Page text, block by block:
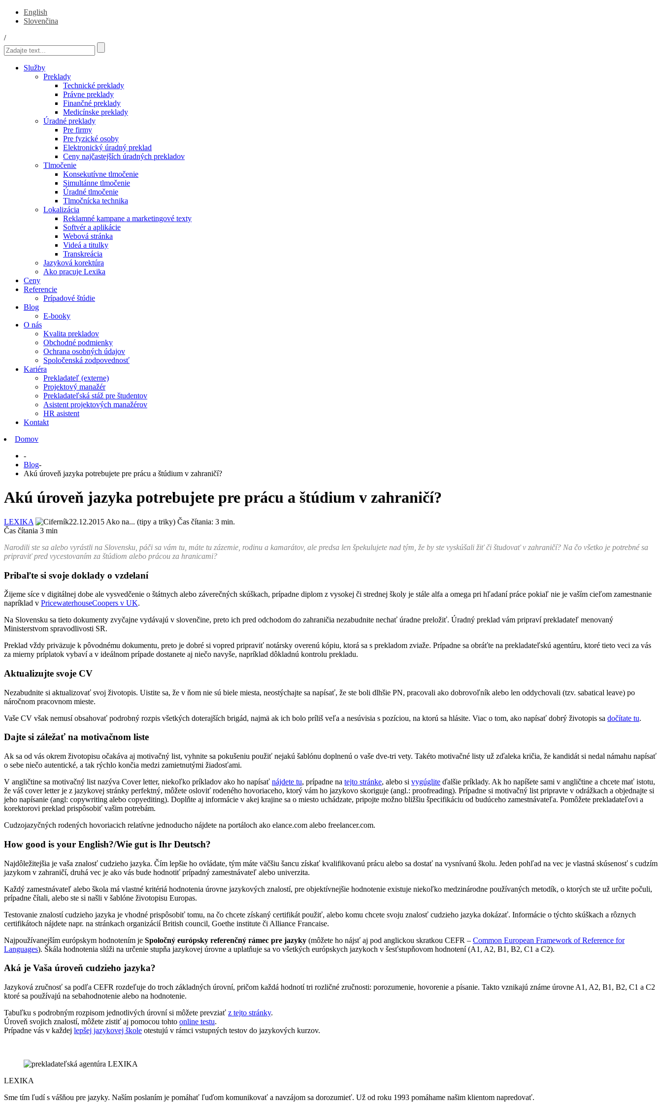
English
Slovenčina
/
Služby
Preklady
Technické preklady
Právne preklady
Finančné preklady
Medicínske preklady
Úradné preklady
Pre firmy
Pre fyzické osoby
Elektronický úradný preklad
Ceny najčastejších úradných prekladov
Tlmočenie
Konsekutívne tlmočenie
Simultánne tlmočenie
Úradné tlmočenie
Tlmočnícka technika
Lokalizácia
Reklamné kampane a marketingové texty
Softvér a aplikácie
Webová stránka
Videá a titulky
Transkreácia
Jazyková korektúra
Ako pracuje Lexika
Ceny
Referencie
Prípadové štúdie
Blog
E-booky
O nás
Kvalita prekladov
Obchodné podmienky
Ochrana osobných údajov
Spoločenská zodpovednosť
Kariéra
Prekladateľ (externe)
Projektový manažér
Prekladateľská stáž pre študentov
Asistent projektových manažérov
HR asistent
Kontakt
Domov
-
Blog-
Akú úroveň jazyka potrebujete pre prácu a štúdium v zahraničí?
Akú úroveň jazyka potrebujete pre prácu a štúdium v zahraničí?
LEXIKA 22.12.2015 Ako na... (tipy a triky) Čas čítania: 3 min.
Čas čítania 3 min
Narodili ste sa alebo vyrástli na Slovensku, páči sa vám tu, máte tu zázemie, rodinu a kamarátov, ale predsa len špekulujete nad tým, že by ste vyskúšali žiť či študovať v zahraničí? Na čo všetko je potrebné sa
pripraviť pred vycestovaním za štúdiom alebo prácou za hranicami?
Pribaľte si svoje doklady o vzdelaní
Žijeme síce v digitálnej dobe ale vysvedčenie o štátnych alebo záverečných skúškach, prípadne diplom z vysokej či strednej školy je stále alfa a omega pri hľadaní práce pokiaľ nie je vaším cieľom zamestnanie
napríklad v PricewaterhouseCoopers v UK.
Na Slovensku sa tieto dokumenty zvyčajne vydávajú v slovenčine, preto ich pred odchodom do zahraničia nezabudnite nechať úradne preložiť. Úradný preklad vám pripraví prekladateľ menovaný
Ministerstvom spravodlivosti SR.
Preklad vždy priväzuje k pôvodnému dokumentu, preto je dobré si vopred pripraviť notársky overenú kópiu, ktorá sa s prekladom zviaže. Prípadne sa obráťte na prekladateľskú agentúru, ktoré tieto veci za vás
za mierny príplatok vybaví a v ideálnom prípade dostanete aj niečo navyše, napríklad dôkladnú kontrolu prekladu.
Aktualizujte svoje CV
Nezabudnite si aktualizovať svoj životopis. Uistite sa, že v ňom nie sú biele miesta, neostýchajte sa napísať, že ste boli dlhšie PN, pracovali ako dobrovoľník alebo len oddychovali (tzv. sabatical leave) po
náročnom pracovnom mieste.
Vaše CV však nemusí obsahovať podrobný rozpis všetkých doterajších brigád, najmä ak ich bolo príliš veľa a nesúvisia s pozíciou, na ktorú sa hlásite. Viac o tom, ako napísať dobrý životopis sa dočítate tu.
Dajte si záležať na motivačnom liste
Ak sa od vás okrem životopisu očakáva aj motivačný list, vyhnite sa pokušeniu použiť nejakú šablónu doplnenú o vaše dve-tri vety. Takéto motivačné listy už zďaleka kričia, že kandidát si nedal námahu napísať
o sebe niečo autentické, a tak rýchlo končia medzi zamietnutými žiadosťami.
V angličtine sa motivačný list nazýva Cover letter, niekoľko príkladov ako ho napísať nájdete tu, prípadne na tejto stránke, alebo si vygúglite ďalšie príklady. Ak ho napíšete sami v angličtine a chcete mať istotu,
že váš cover letter je z jazykovej stránky perfektný, môžete osloviť rodeného hovoriaceho, ktorý vám ho jazykovo skoriguje (angl.: proofreading). Prípadne si motivačný list pripravte v odrážkach a objednajte si
jeho napísanie (angl: copywriting alebo copyediting). Doplňte aj informácie v akej krajine sa o miesto uchádzate, pripojte možno bližšiu špecifikáciu od budúceho zamestnávateľa. Pomôžete prekladateľovi a
korektorovi preklad prispôsobiť vašim potrebám.
Cudzojazyčných rodených hovoriacich relatívne jednoducho nájdete na portáloch ako elance.com alebo freelancer.com.
How good is your English?/Wie gut is Ihr Deutsch?
Najdôležitejšia je vaša znalosť cudzieho jazyka. Čím lepšie ho ovládate, tým máte väčšiu šancu získať kvalifikovanú prácu alebo sa dostať na vysnívanú školu. Jeden pohľad na vec je vlastná skúsenosť s cudzím
jazykom v zahraničí, druhá vec je ako vás bude hodnotiť prípadný zamestnávateľ alebo univerzita.
Každý zamestnávateľ alebo škola má vlastné kritériá hodnotenia úrovne jazykových znalostí, pre objektívnejšie hodnotenie existuje niekoľko medzinárodne používaných metodík, o ktorých ste už určite počuli,
prípadne čítali, alebo ste si našli v šablóne životopisu Europas.
Testovanie znalostí cudzieho jazyka je vhodné prispôsobiť tomu, na čo chcete získaný certifikát použiť, alebo komu chcete svoju znalosť cudzieho jazyka dokázať. Informácie o týchto skúškach a rôznych
certifikátoch nájdete napr. na stránkach organizácií British council, Goethe institute či Alliance Francaise.
Najpoužívanejším európskym hodnotením je Spoločný európsky referenčný rámec pre jazyky (môžete ho nájsť aj pod anglickou skratkou CEFR – Common European Framework of Reference for
Languages). Škála hodnotenia slúži na určenie stupňa jazykovej úrovne a uplatňuje sa vo všetkých európskych jazykoch v šesťstupňovom hodnotení (A1, A2, B1, B2, C1 a C2).
Aká je Vaša úroveň cudzieho jazyka?
Jazyková zručnosť sa podľa CEFR rozdeľuje do troch základných úrovní, pričom každá hodnotí tri rozličné zručnosti: porozumenie, hovorenie a písanie. Takto vznikajú známe úrovne A1, A2, B1, B2, C1 a C2
ktoré sa používajú na sebahodnotenie alebo na hodnotenie.
Tabuľku s podrobným rozpisom jednotlivých úrovní si môžete prevziať z tejto stránky.
Úroveň svojich znalostí, môžete zistiť aj pomocou tohto online testu.
Prípadne vás v každej lepšej jazykovej škole otestujú v rámci vstupných testov do jazykových kurzov.
LEXIKA
Sme tím ľudí s vášňou pre jazyky. Naším poslaním je pomáhať ľuďom komunikovať a navzájom sa dorozumieť. Už od roku 1993 pomáhame našim klientom napredovať.